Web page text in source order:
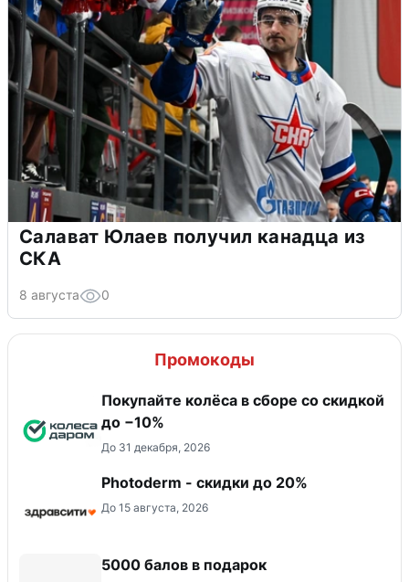
Салават Юлаев получил канадца из
СКА
8 августа 0
Промокоды
Покупайте колёса в сборе со скидкой
до −10%
До 31 декабря, 2026
Photoderm - скидки до 20%
До 15 августа, 2026
5000 балов в подарок